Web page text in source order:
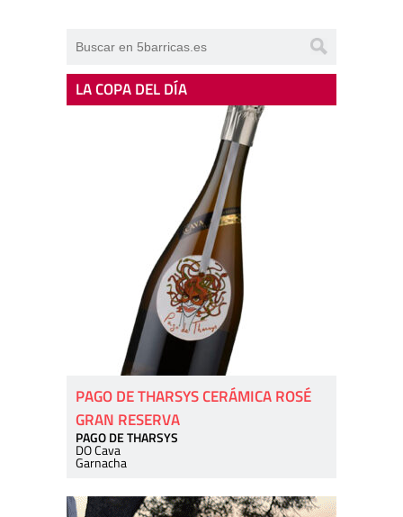
LA COPA DEL DÍA
PAGO DE THARSYS CERÁMICA ROSÉ
GRAN RESERVA
PAGO DE THARSYS
DO Cava
Garnacha